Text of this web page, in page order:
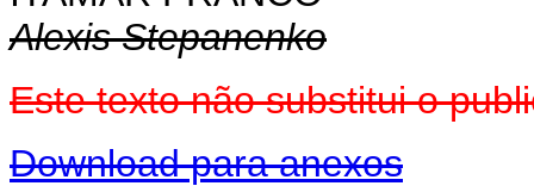
Alexis Stepanenko
Este texto não substitui o
Download para anexos